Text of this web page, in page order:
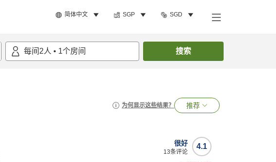
简体中文 SGP SGD
每间 2人 • 1个房间 搜索
为何显示这些结果？ 推荐
4.1
很好
13条评论